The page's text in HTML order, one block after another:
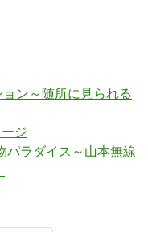
ン～随所に見られる
ジ
パラダイス～山本無線